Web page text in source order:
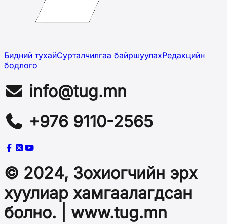
Бидний тухайСурталчилгаа байршуулахРедакцийн
бодлого
info@tug.mn
+976 9110-2565
© 2024, Зохиогчийн эрх
хуулиар хамгаалагдсан
болно. | www.tug.mn